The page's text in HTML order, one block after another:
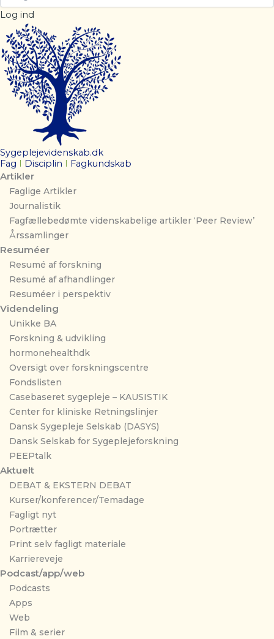
Log ind
Sygeplejevidenskab.dk
Fag
Disciplin Fagkundskab
Artikler
Faglige Artikler
Journalistik
Fagfællebedømte videnskabelige artikler ‘Peer Review’
Årssamlinger
Resuméer
Resumé af forskning
Resumé af afhandlinger
Resuméer i perspektiv
Videndeling
Unikke BA
Forskning & udvikling
hormonehealthdk
Oversigt over forskningscentre
Fondslisten
Casebaseret sygepleje – KAUSISTIK
Center for kliniske Retningslinjer
Dansk Sygepleje Selskab (DASYS)
Dansk Selskab for Sygeplejeforskning
PEEPtalk
Aktuelt
DEBAT & EKSTERN DEBAT
Kurser/konferencer/Temadage
Fagligt nyt
Portrætter
Print selv fagligt materiale
Karriereveje
Podcast/app/web
Podcasts
Apps
Web
Film & serier